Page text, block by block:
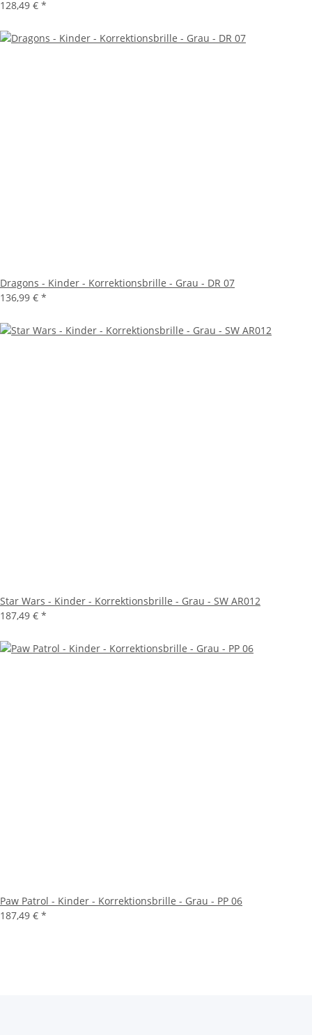
128,49 € *
Dragons - Kinder - Korrektionsbrille - Grau - DR 07
136,99 € *
Star Wars - Kinder - Korrektionsbrille - Grau - SW AR012
187,49 € *
Paw Patrol - Kinder - Korrektionsbrille - Grau - PP 06
187,49 € *